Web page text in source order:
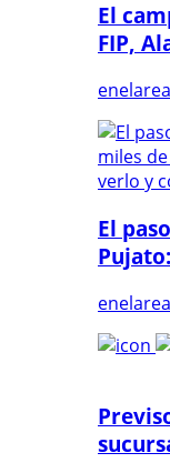
El
FIP,
enelarea
El
enelarea